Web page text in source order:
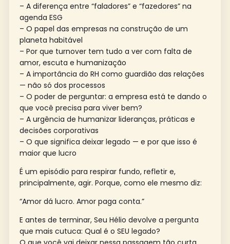
– A diferença entre “faladores” e “fazedores” na
agenda ESG
– O papel das empresas na construção de um
planeta habitável
– Por que turnover tem tudo a ver com falta de
amor, escuta e humanização
– A importância do RH como guardião das relações
— não só dos processos
– O poder de perguntar: a empresa está te dando o
que você precisa para viver bem?
– A urgência de humanizar lideranças, práticas e
decisões corporativas
– O que significa deixar legado — e por que isso é
maior que lucro
É um episódio para respirar fundo, refletir e,
principalmente, agir. Porque, como ele mesmo diz:
“Amor dá lucro. Amor paga conta.”
E antes de terminar, Seu Hélio devolve a pergunta
que mais cutuca: Qual é o SEU legado?